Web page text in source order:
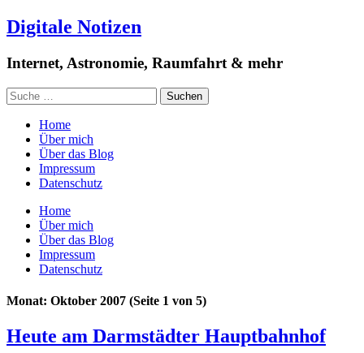
Digitale Notizen
Internet, Astronomie, Raumfahrt & mehr
Home
Über mich
Über das Blog
Impressum
Datenschutz
Home
Über mich
Über das Blog
Impressum
Datenschutz
Monat: Oktober 2007 (Seite 1 von 5)
Heute am Darmstädter Hauptbahnhof